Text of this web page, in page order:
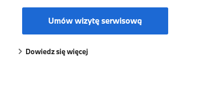
Umów wizytę serwisową
Dowiedz się więcej